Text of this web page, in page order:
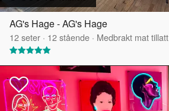
AG's Hage - AG's Hage
12seter · 12stående · Medbrakt mat tillatt